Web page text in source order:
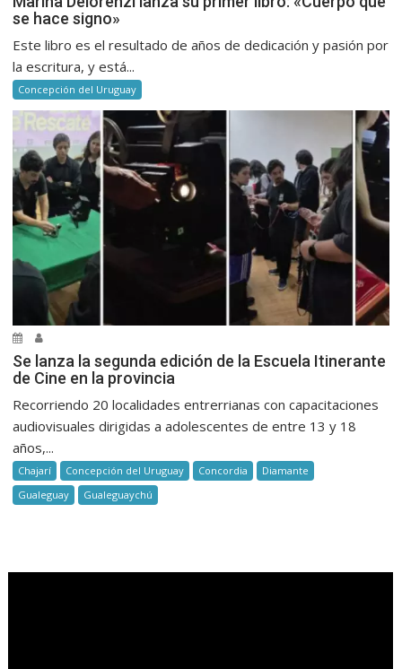
se hace signo»
Este libro es el resultado de años de dedicación y pasión por
la escritura, y está...
Concepción del Uruguay
Se lanza la segunda edición de la Escuela Itinerante
de Cine en la provincia
Recorriendo 20 localidades entrerrianas con capacitaciones
audiovisuales dirigidas a adolescentes de entre 13 y 18
años,...
Chajarí Concepción del Uruguay Concordia
Diamante
Gualeguay
Gualeguaychú